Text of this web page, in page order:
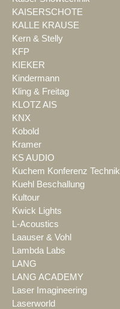
KAISERSCHOTE
KALLE KRAUSE
Kern & Stelly
KFP
KIEKER
Kindermann
Kling & Freitag
KLOTZ AIS
KNX
Kobold
Kramer
KS AUDIO
Kuchem Konferenz Technik
Kuehl Beschallung
Kultour
Kwick Lights
L-Acoustics
Laauser & Vohl
Lambda Labs
LANG
LANG ACADEMY
Laser Imagineering
Laserworld